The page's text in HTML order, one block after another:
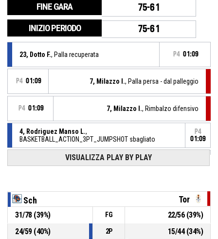
FINE GARA 75-61
INIZIO PERIODO 75-61
23, Dotto F., Palla recuperata P4 01:09
P4 01:09 7, Milazzo I., Palla persa - dal palleggio
P4 01:09 7, Milazzo I., Rimbalzo difensivo
4, Rodriguez Manso L.,
BASKETBALL_ACTION_3PT_JUMPSHOT sbagliato
P4
01:09
, Rimbalzo difensivo
01:09
sbagliato
P4 01:09 13, Petrova A. , Sostituzione - Entra
VISUALIZZA PLAY BY PLAY
Sch Tor
31/78(39%) FG 22/56(39%)
24/59(40%) 2P 15/44(34%)